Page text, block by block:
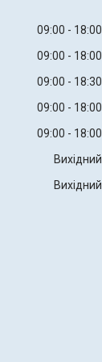
09:00
18:00
09:00
18:00
09:00
18:30
09:00
18:00
09:00
18:00
Вихідний
Вихідний